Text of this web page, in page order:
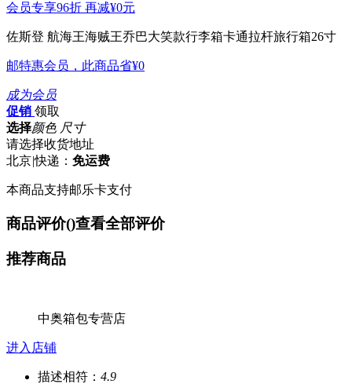
会员专享96折 再减¥0元
佐斯登 航海王海贼王乔巴大笑款行李箱卡通拉杆旅行箱26寸
邮特惠会员，此商品省¥0
成为会员
促销 领取
选择颜色 尺寸
请选择收货地址
北京|快递： 免运费
本商品支持邮乐卡支付
商品评价()查看全部评价
推荐商品
中奥箱包专营店
进入店铺
描述相符： 4.9